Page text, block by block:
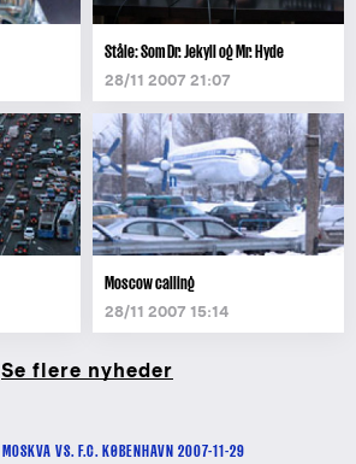
Ståle: Som Dr. Jekyll og Mr. Hyde
28/11 2007 21:07
Moscow calling
28/11 2007 15:14
Se flere nyheder
VS. F.C. KØBENHAVN 2007-11-29